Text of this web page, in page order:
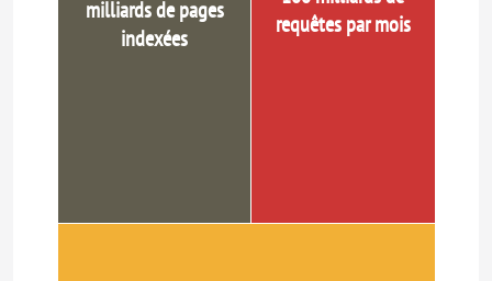
milliards de pages
indexées
requêtes par mois